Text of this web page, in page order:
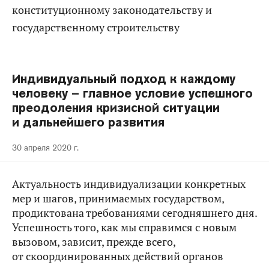
конституционному законодательству и
государственному строительству
Индивидуальный подход к каждому
человеку – главное условие успешного
преодоления кризисной ситуации
и дальнейшего развития
30 апреля 2020 г.
Актуальность индивидуализации конкретных
мер и шагов, принимаемых государством,
продиктована требованиями сегодняшнего дня.
Успешность того, как мы справимся с новым
вызовом, зависит, прежде всего,
от скоординированных действий органов